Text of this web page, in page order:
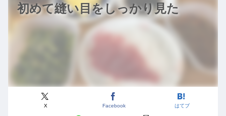
初めて縫い目をしっかり見た
X Facebook はてブ